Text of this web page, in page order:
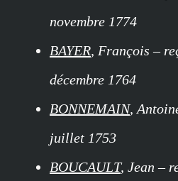
novembre 1774
BAYER, François –
décembre 1764
BONNEMAIN,
juillet 1753
BOUCAULT, Jean –